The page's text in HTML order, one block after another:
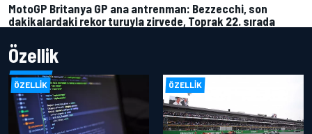
MotoGP Britanya GP ana antrenman: Bezzecchi, son
dakikalardaki rekor turuyla zirvede, Toprak 22. sırada
Özellik
ÖZELLIK ÖZELLIK